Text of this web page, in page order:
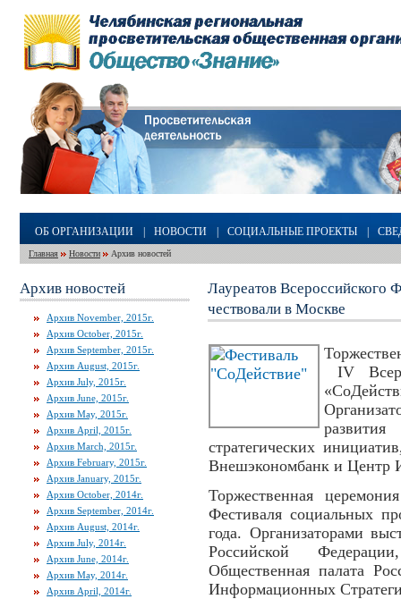
ОБ ОРГАНИЗАЦИИ НОВОСТИ СОЦИАЛЬНЫЕ ПРОЕКТЫ
Главная Новости Архив новостей
Архив новостей
Архив November, 2015г.
Архив October, 2015г.
Архив September, 2015г.
Архив August, 2015г.
Архив July, 2015г.
Архив June, 2015г.
Архив May, 2015г.
Архив April, 2015г.
Архив March, 2015г.
Архив February, 2015г.
Архив January, 2015г.
Архив October, 2014г.
Архив September, 2014г.
Архив August, 2014г.
Архив July, 2014г.
Архив June, 2014г.
Архив May, 2014г.
Архив April, 2014г.
Лауреатов Всероссийского
чествовали в Москве
IV
стратегических
Внешэкономбанк и Центр
Торжественная
Фестиваля социальных
года. Организаторами
Российской
Общественная палата
Информационных